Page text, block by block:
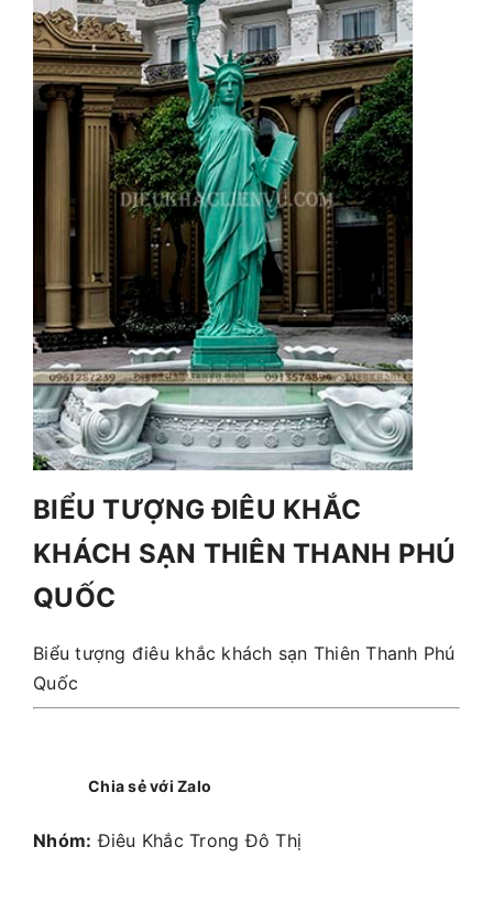
BIỂU TƯỢNG ĐIÊU KHẮC
KHÁCH SẠN THIÊN THANH PHÚ
QUỐC
Biểu tượng điêu khắc khách sạn Thiên Thanh Phú
Quốc
Chia sẻ với Zalo
Nhóm: Điêu Khắc Trong Đô Thị